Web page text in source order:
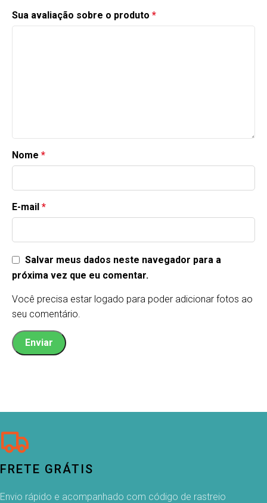
Sua avaliação sobre o produto *
Nome *
E-mail *
Salvar meus dados neste navegador para a
próxima vez que eu comentar.
Você precisa estar logado para poder adicionar fotos ao
seu comentário.
FRETE GRÁTIS
Envio rápido e acompanhado com código de rastreio